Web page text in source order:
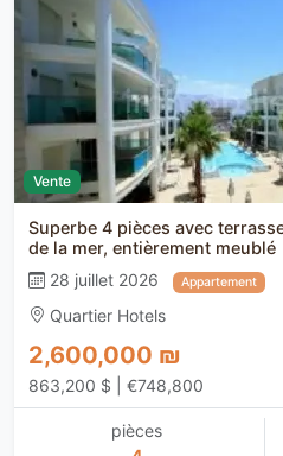
Vente
Superbe 4 pièces avec
de la mer, entièrement meublé
28 juillet 2026
Appartement
Quartier Hotels
2,600,000 ₪
863,200 $ | €748,800
pièces